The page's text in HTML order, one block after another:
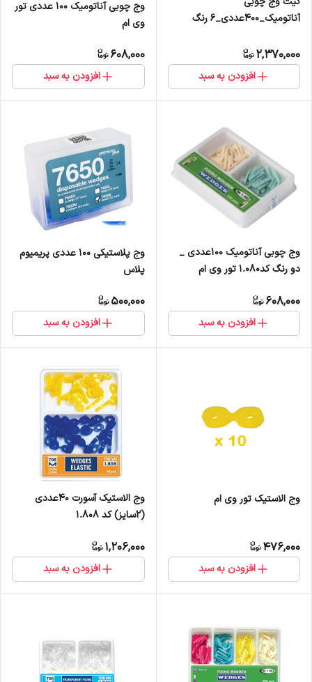
آناتومیک_400عددی_6 رنگ
2,370,000
افزودن به سبد
وج چوبی آناتومیک 100 عددی تور
وی ام
608,000
افزودن به سبد
وج چوبی آناتومیک 100عددی _
دو رنگ کد1.080 تور وی ام
608,000
افزودن به سبد
وج پلاستیکی 100 عددی پریمیوم
پلاس
500,000
افزودن به سبد
وج الاستیک تور وی ام
476,000
افزودن به سبد
وج الاستیک آسورت 40عددی
(2سایز) کد 1.808
1,206,000
افزودن به سبد